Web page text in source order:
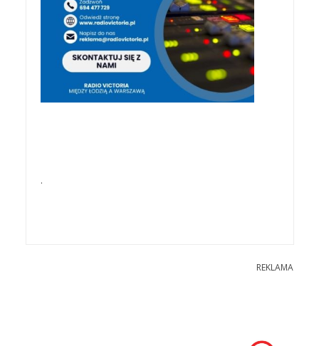
.
REKLAMA